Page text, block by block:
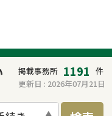
掲載事務所 1191 件
更新日 : 2026年07月21日